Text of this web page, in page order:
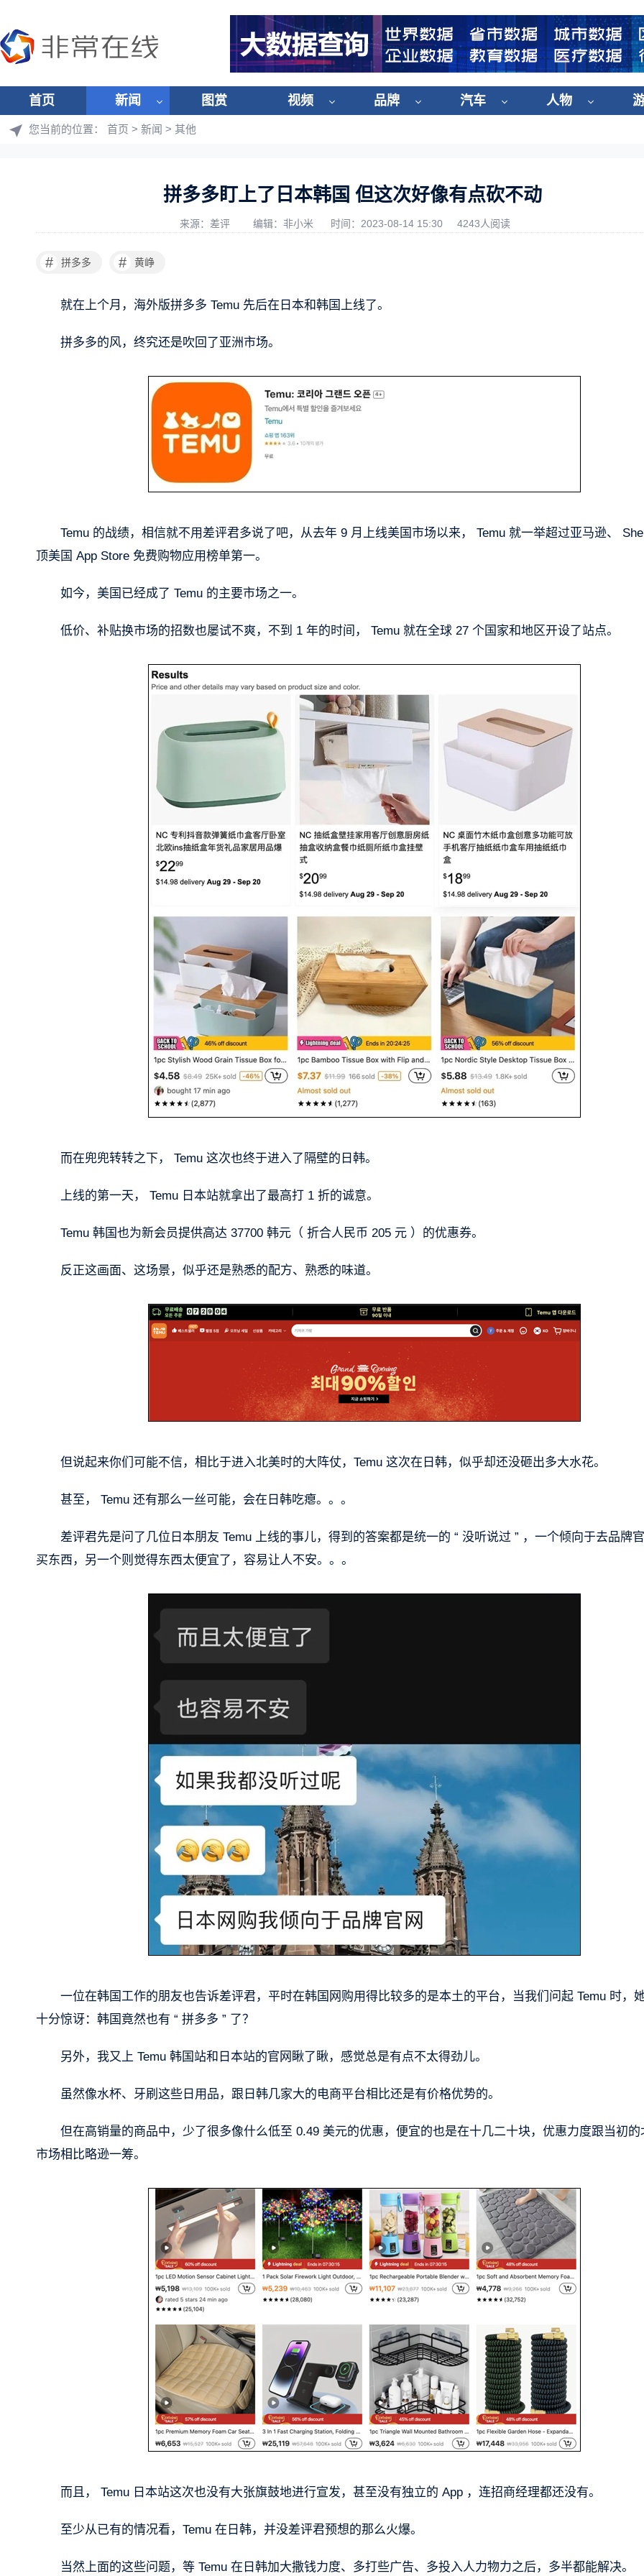
首页 新闻 图赏 视频 品牌 汽车 人物
您当前的位置： 首页 > 新闻 > 其他
拼多多盯上了日本韩国 但这次好像有点砍不动
来源：差评 编辑：非小米 时间：2023-08-14 15:30 4243人阅读
# 拼多多 # 黄峥
就在上个月，海外版拼多多 Temu 先后在日本和韩国上线了。
拼多多的风，终究还是吹回了亚洲市场。
Temu 的战绩，相信就不用差评君多说了吧，从去年 9 月上线美国市场以来， Temu 就一举超过亚马逊、
顶美国 App Store 免费购物应用榜单第一。
如今，美国已经成了 Temu 的主要市场之一。
低价、补贴换市场的招数也屡试不爽，不到 1 年的时间， Temu 就在全球 27 个国家和地区开设了站点。
而在兜兜转转之下， Temu 这次也终于进入了隔壁的日韩。
上线的第一天， Temu 日本站就拿出了最高打 1 折的诚意。
Temu 韩国也为新会员提供高达 37700 韩元（ 折合人民币 205 元 ）的优惠券。
反正这画面、这场景，似乎还是熟悉的配方、熟悉的味道。
但说起来你们可能不信，相比于进入北美时的大阵仗，Temu 这次在日韩，似乎却还没砸出多大水花。
甚至， Temu 还有那么一丝可能，会在日韩吃瘪。。。
差评君先是问了几位日本朋友 Temu 上线的事儿，得到的答案都是统一的 “ 没听说过 ” ，一个倾向于去品牌
买东西，另一个则觉得东西太便宜了，容易让人不安。。。
一位在韩国工作的朋友也告诉差评君，平时在韩国网购用得比较多的是本土的平台，当我们问起 Temu 时，
十分惊讶：韩国竟然也有 “ 拼多多 ” 了？
另外，我又上 Temu 韩国站和日本站的官网瞅了瞅，感觉总是有点不太得劲儿。
虽然像水杯、牙刷这些日用品，跟日韩几家大的电商平台相比还是有价格优势的。
但在高销量的商品中，少了很多像什么低至 0.49 美元的优惠，便宜的也是在十几二十块，优惠力度跟当初的
市场相比略逊一筹。
而且， Temu 日本站这次也没有大张旗鼓地进行宣发，甚至没有独立的 App ，连招商经理都还没有。
至少从已有的情况看，Temu 在日韩，并没差评君预想的那么火爆。
当然上面的这些问题，等 Temu 在日韩加大撒钱力度、多打些广告、多投入人力物力之后，多半都能解决。